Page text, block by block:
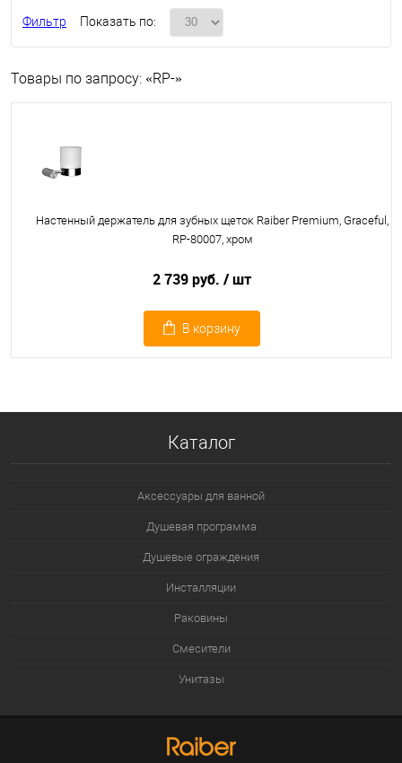
Фильтр Показать по:
Товары по запросу: «RP-»
Настенный держатель для зубных щеток Raiber Premium, Graceful,
RP-80007, хром
2 739 руб. / шт
В корзину
Каталог
Аксессуары для ванной
Душевая программа
Душевые ограждения
Инсталляции
Раковины
Смесители
Унитазы